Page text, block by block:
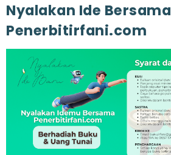
Nyalakan Ide Bersama
Penerbitirfani.com